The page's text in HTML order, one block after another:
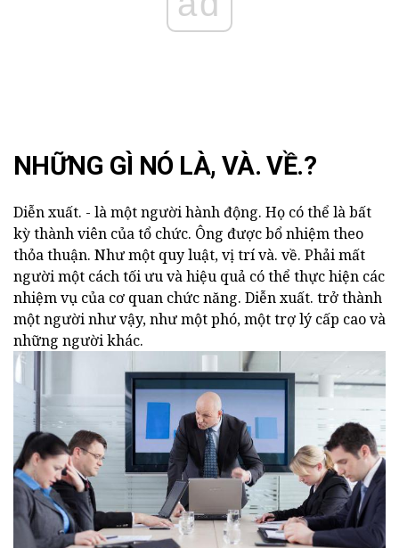
NHỮNG GÌ NÓ LÀ, VÀ. VỀ.?
Diễn xuất. - là một người hành động. Họ có thể là bất
kỳ thành viên của tổ chức. Ông được bổ nhiệm theo
thỏa thuận. Như một quy luật, vị trí và. về. Phải mất
người một cách tối ưu và hiệu quả có thể thực hiện các
nhiệm vụ của cơ quan chức năng. Diễn xuất. trở thành
một người như vậy, như một phó, một trợ lý cấp cao và
những người khác.